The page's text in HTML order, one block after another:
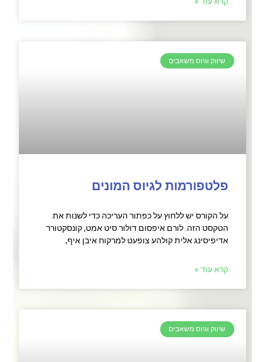
שיווק וגיוס משאבים
פלטפורמות לגיוס המונים
על הקורס יש ללחוץ על כפתור העריכה כדי לשנות את
הטקסט הזה. לורם איפסום דולור סיט אמט, קונסקטורר
אדיפיסינג אלית קולהע צופעט למרקוח איבן איף,
קרא עוד »
שיווק וגיוס משאבים